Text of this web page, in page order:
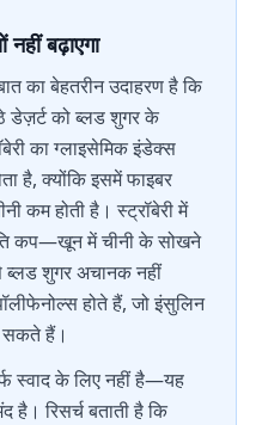
बढ़ाएगा
का बेहतरीन उदाहरण है कि
डेज़र्ट को ब्लड शुगर के
का ग्लाइसेमिक इंडेक्स
है, क्योंकि इसमें फाइबर
कम होती है। स्ट्रॉबेरी में
कप—खून में चीनी के सोखने
ब्लड शुगर अचानक नहीं
होते हैं, जो इंसुलिन
सकते हैं।
स्वाद के लिए नहीं है—यह
है। रिसर्च बताती है कि